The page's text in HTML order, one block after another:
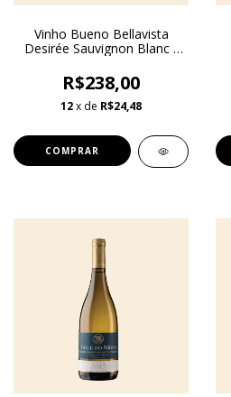
Vinho Bueno Bellavista
Desirée Sauvignon Blanc -
R$238,00
12x de R$24,48